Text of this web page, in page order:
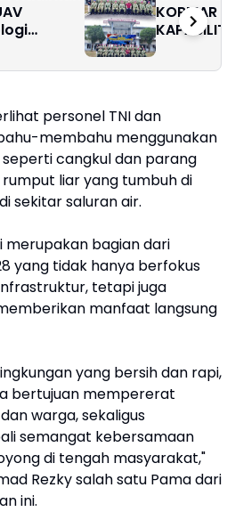
KORMAR
personel TNI dan
membahu menggunakan
cangkul dan parang
liar yang tumbuh di
sekitar saluran air.
merupakan bagian dari
yang tidak hanya berfokus
tetapi juga
manfaat langsung
yang bersih dan rapi,
bertujuan mempererat
warga, sekaligus
semangat kebersamaan
di tengah masyarakat,"
Rezky salah satu Pama dari
ini.